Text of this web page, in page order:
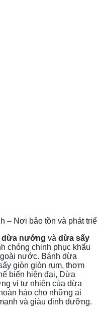
– Nơi bảo tồn và phát
dừa nướng và dừa sấy
chóng chinh phục khẩu
nước. Bánh dừa
giòn giòn rụm, thơm
biến hiện đại, Dừa
vị tự nhiên của dừa
hảo cho những ai
và giàu dinh dưỡng.